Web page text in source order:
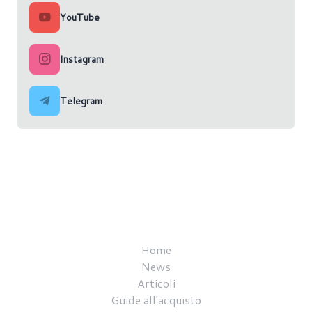
YouTube
Instagram
Telegram
Home
News
Articoli
Guide all'acquisto